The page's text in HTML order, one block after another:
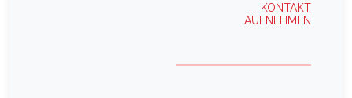
KONTAKT
AUFNEHMEN